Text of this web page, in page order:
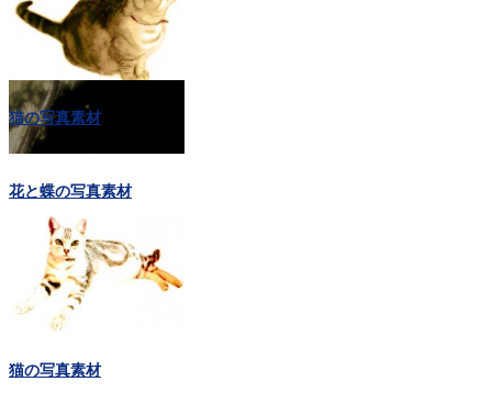
花と蝶の写真素材
猫の写真素材
猫の写真素材